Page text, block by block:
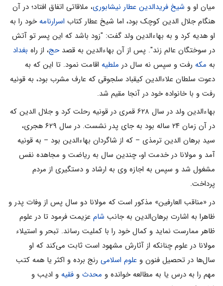
میان او و شیخ فریدالدین عطار نیشابوری، ملاقاتی اتفاق افتاد؛ در آن
هنگام جلال الدین کوچک بود، اما شیخ عطار کتاب اسرارنامهخود را به
او هدیه کرد و به بهاءالدین ولد گفت: "زود باشد که این پسر تو آتش
در سوختگان عالم زند". پس از آن بهاءالدین به قصدحج، از راه بغداد
به مکه رفت و سپس نه سال در ملطیه اقامت نمود. تا این که به
دعوت سلطان علاءالدین کیقباد سلجوقی که عارف مشرب بود، به قونیه
رفت و با خانواده خود در آنجا مقیم شد.
بهاءالدین ولد در سال ۶۲۸ قمری در قونیه رحلت کرد و جلال الدین که
در آن زمان ۲۴ ساله بود به جای پدر نشست. در سال ۶۲۹ هجری،
سید برهان الدین ترمذی – که از شاگردان بهاءالدین بود – به قونیه
آمد و مولانا در خدمت او، چندین سال به ریاضت و مجاهده نفس
مشغول شد و سپس به اجازه وی به ارشاد و دستگیری از مردم
پرداخت.
در «مناقب‌ العارفین» مذکور است که مولانا دو سال پس از وفات پدر و
ظاهرا به اشارت برهان‌الدین به جانب شام عزیمت فرمود تا در علوم
ظاهر ممارست نماید و کمال خود را با کملیت‌ رساند. تبحر و استیلاء
مولانا در علوم چنانکه از آثارش مشهود است ثابت می‌کند که او
سال‌ها در تحصیل فنون و علوم اسلامی رنج برده و اکثر یا همه کتب
مهم را به درس یا به مطالعه خوانده و محدث و فقیه و ادیب و